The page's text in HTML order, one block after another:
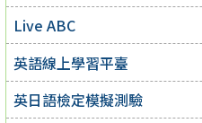
Live ABC
英語線上學習平臺
英日語檢定模擬測驗